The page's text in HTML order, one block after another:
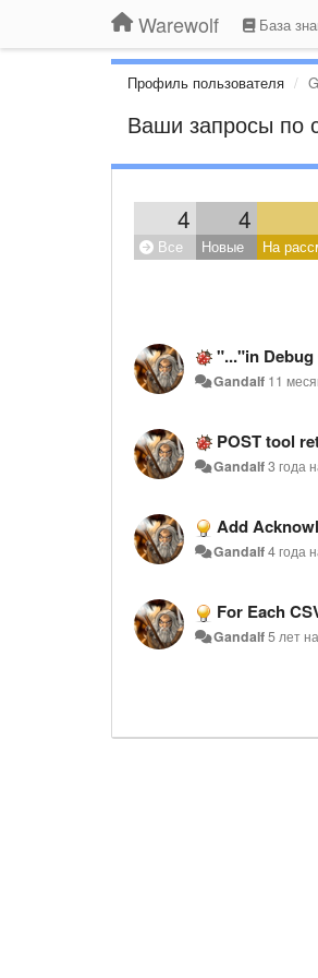
Warewolf База
Профиль пользователя
Ваши запросы по
4 4
Все Новые На
"..."in
Gandalf 11
POST tool
Gandalf3 года
Add
Gandalf4 года
For Each
Gandalf5 лет